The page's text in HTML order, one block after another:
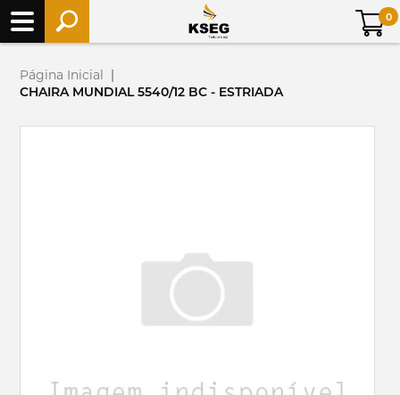
0
Página Inicial |
CHAIRA MUNDIAL 5540/12 BC - ESTRIADA